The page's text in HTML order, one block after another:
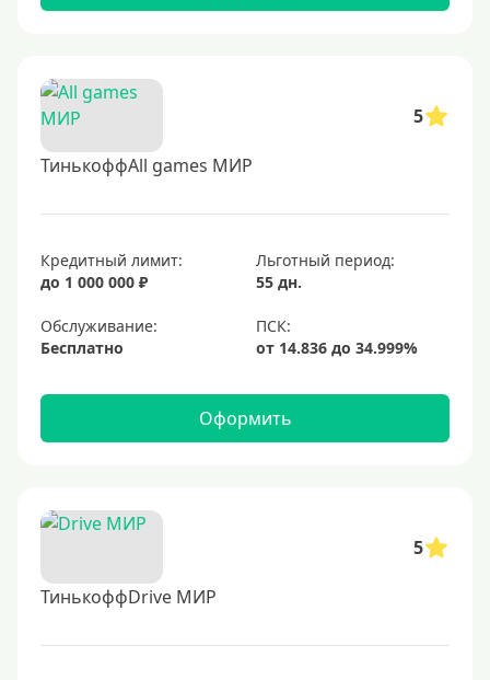
5
ТинькоффAll games МИР
Кредитный лимит:
до 1 000 000 ₽
Льготный период:
55 дн.
Обслуживание:
Бесплатно
Оформить
5
ТинькоффDrive МИР